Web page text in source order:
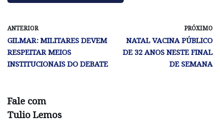
ANTERIOR
GILMAR: MILITARES DEVEM
RESPEITAR MEIOS
INSTITUCIONAIS DO DEBATE
PRÓXIMO
NATAL VACINA PÚBLICO
DE 32 ANOS NESTE FINAL
DE SEMANA
Fale com
Tulio Lemos